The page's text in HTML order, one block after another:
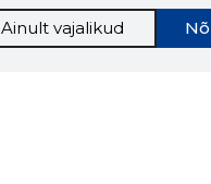
Ainult vajalikud